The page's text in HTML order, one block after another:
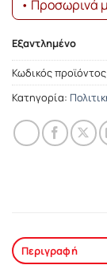
• Προσωρινά
Εξαντλημένο
Κωδικός
Κατηγορία:
Περιγραφή